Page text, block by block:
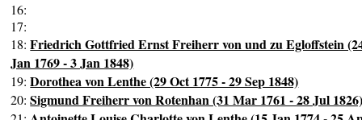
16:
17:
18:Friedrich Gottfried Ernst Freiherr von und zu Egloffstein
Jan 1769 - 3 Jan 1848)
19:Dorothea von Lenthe (29 Oct 1775 - 29 Sep 1848)
20:Sigmund Freiherr von Rotenhan (31 Mar 1761 - 28 Jul